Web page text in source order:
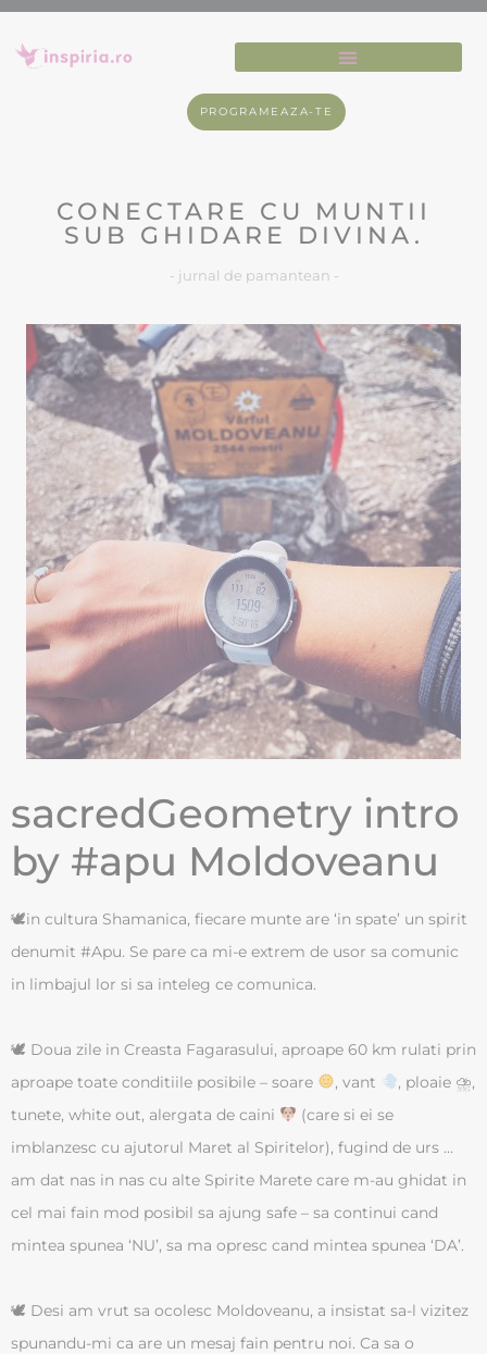
PROGRAMEAZA-TE
CONECTARE CU MUNTII
SUB GHIDARE DIVINA.
- jurnal de pamantean -
sacredGeometry intro
by #apu Moldoveanu
🕊in cultura Shamanica, fiecare munte are ‘in spate’ un spirit
denumit #Apu. Se pare ca mi-e extrem de usor sa comunic
in limbajul lor si sa inteleg ce comunica.
🕊 Doua zile in Creasta Fagarasului, aproape 60 km rulati prin
aproape toate conditiile posibile – soare
, vant
, ploaie ⛈,
tunete, white out, alergata de caini
(care si ei se
imblanzesc cu ajutorul Maret al Spiritelor), fugind de urs …
am dat nas in nas cu alte Spirite Marete care m-au ghidat in
cel mai fain mod posibil sa ajung safe – sa continui cand
mintea spunea ‘NU’, sa ma opresc cand mintea spunea ‘DA’.
🕊 Desi am vrut sa ocolesc Moldoveanu, a insistat sa-l vizitez
spunandu-mi ca are un mesaj fain pentru noi. Ca sa o